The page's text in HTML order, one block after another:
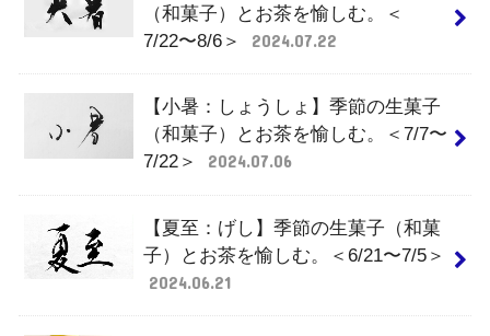
（和菓子）とお茶を愉しむ。＜
7/22〜8/6＞
2024.07.22
【小暑：しょうしょ】季節の生菓子
（和菓子）とお茶を愉しむ。＜7/7〜
7/22＞
2024.07.06
【夏至：げし】季節の生菓子（和菓
子）とお茶を愉しむ。＜6/21〜7/5＞
2024.06.21